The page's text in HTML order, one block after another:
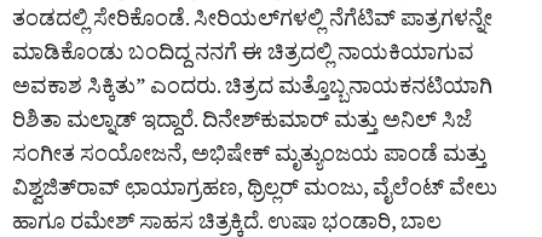
ತಂಡದಲ್ಲಿ ಸೇರಿಕೊಂಡೆ. ಸೀರಿಯಲ್‌ಗಳಲ್ಲಿ ನೆಗೆಟಿವ್ ಪಾತ್ರಗಳನ್ನೇ
ಮಾಡಿಕೊಂಡು ಬಂದಿದ್ದ ನನಗೆ ಈ ಚಿತ್ರದಲ್ಲಿ ನಾಯಕಿಯಾಗುವ
ಅವಕಾಶ ಸಿಕ್ಕಿತು” ಎಂದರು. ಚಿತ್ರದ ಮತ್ತೊಬ್ಬನಾಯಕನಟಿಯಾಗಿ
ರಿಶಿತಾ ಮಲ್ನಾಡ್ ಇದ್ದಾರೆ. ದಿನೇಶ್‌ಕುಮಾರ್ ಮತ್ತು ಅನಿಲ್ ಸಿಜೆ
ಸಂಗೀತ ಸಂಯೋಜನೆ, ಅಭಿಷೇಕ್ ಮೃತ್ಯುಂಜಯ ಪಾಂಡೆ ಮತ್ತು
ವಿಶ್ವಜಿತ್‌ರಾವ್ ಛಾಯಾಗ್ರಹಣ, ಥ್ರಿಲ್ಲರ್ ಮಂಜು, ವೈಲೆಂಟ್ ವೇಲು
ಹಾಗೂ ರಮೇಶ್ ಸಾಹಸ ಚಿತ್ರಕ್ಕಿದೆ. ಉಷಾ ಭಂಡಾರಿ, ಬಾಲ